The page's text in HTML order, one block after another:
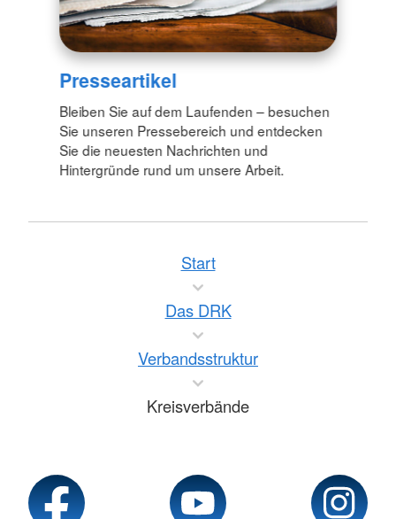
Presseartikel
Bleiben Sie auf dem Laufenden – besuchen
Sie unseren Pressebereich und entdecken
Sie die neuesten Nachrichten und
Hintergründe rund um unsere Arbeit.
Start
Das DRK
Verbandsstruktur
Kreisverbände